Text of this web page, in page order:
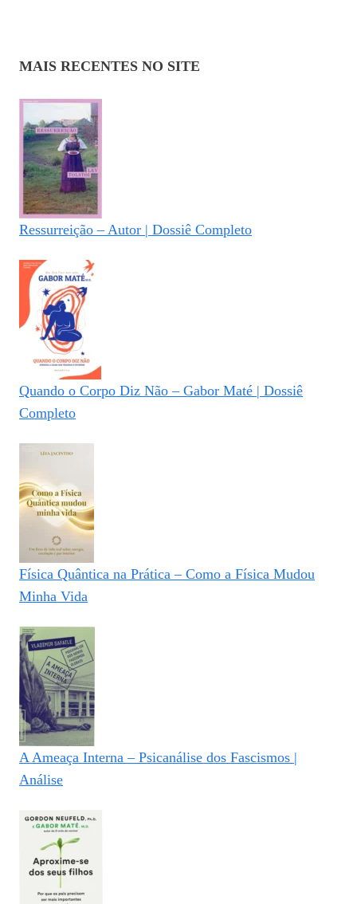
MAIS RECENTES NO SITE
Ressurreição – Autor | Dossiê Completo
Quando o Corpo Diz Não – Gabor Maté | Dossiê
Completo
Física Quântica na Prática – Como a Física Mudou
Minha Vida
A Ameaça Interna – Psicanálise dos Fascismos |
Análise